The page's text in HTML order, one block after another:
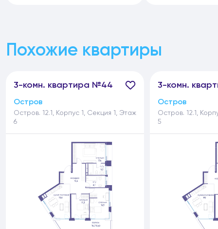
Похожие квартиры
3-комн. квартира №44
Остров
Остров. 12.1, Корпус 1, Секция 1, Этаж
6
3-комн.
Остров
Остров. 12.1,
5